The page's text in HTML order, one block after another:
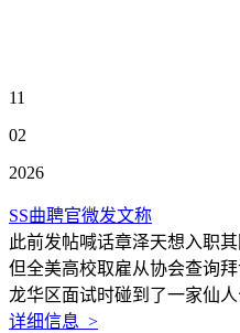
11
02
2026
SS曲聘官微发文称
此前发帖喊话章泽天想入职
但全美高校取雇从协会查询
龙华区面试时碰到了一家仙人
详细信息 >